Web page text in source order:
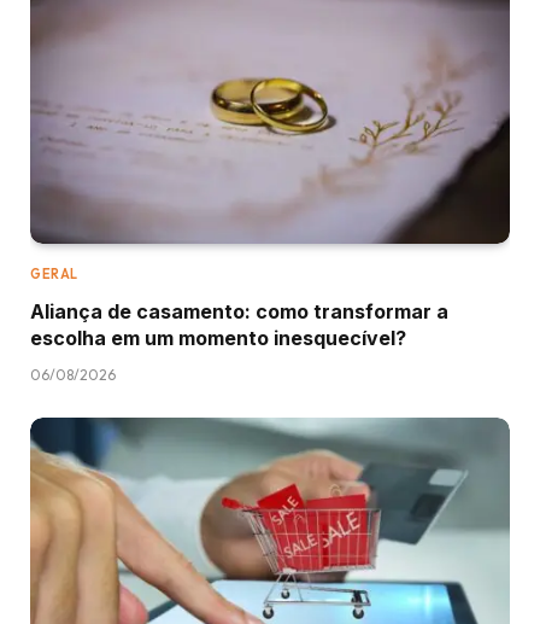
GERAL
Aliança de casamento: como transformar a
escolha em um momento inesquecível?
06/08/2026